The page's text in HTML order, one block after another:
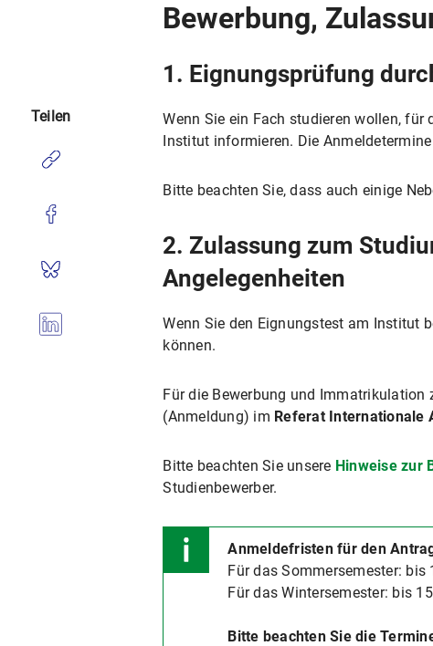
Bewerbung,
1. Eignungsprüfung
Wenn Sie ein Fach studieren wollen,
Institut informieren. Die
Bitte beachten Sie, dass auch einige
2. Zulassung zum
Angelegenheiten
Wenn Sie den Eignungstest am Institut
können.
Für die Bewerbung und
(Anmeldung) im Referat Internationale
Bitte beachten Sie unsere Hinweise zur
Studienbewerber.
Anmeldefristen für den
Für das Sommersemester: bis
Für das Wintersemester: bis
Bitte beachten Sie die
Teilen